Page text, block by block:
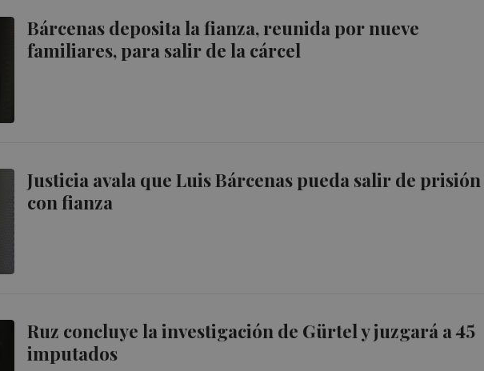
Bárcenas deposita la fianza, reunida por nueve
familiares, para salir de la cárcel
Justicia avala que Luis Bárcenas pueda salir de prisión
con fianza
Ruz concluye la investigación de Gürtel y juzgará a 45
imputados